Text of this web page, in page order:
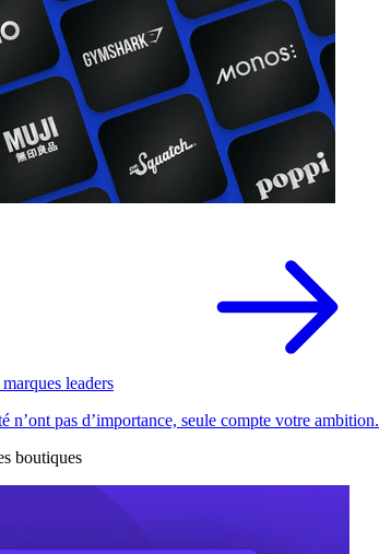
leaders
n’ont pas d’importance, seule compte votre ambition.
boutiques